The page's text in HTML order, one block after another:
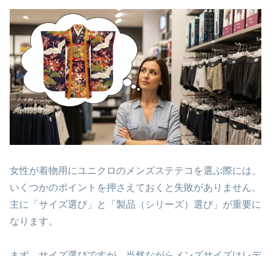
女性が着物用にユニクロのメンズステテコを選ぶ際には、
いくつかのポイントを押さえておくと失敗がありません。
主に「サイズ選び」と「製品（シリーズ）選び」が重要に
なります。